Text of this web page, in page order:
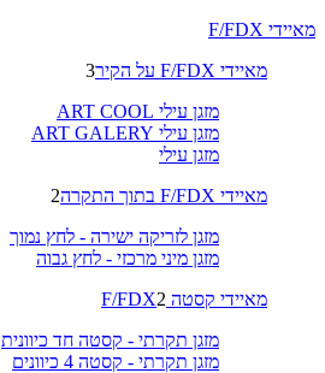
מאיידי F/FDX
מאיידי F/FDX על הקיר
3
מזגן עילי ART COOL
מזגן עילי ART GALERY
מזגן עילי
מאיידי F/FDX בתוך התקרה
2
מזגן לזריקה ישירה - לחץ נמוך
מזגן מיני מרכזי - לחץ גבוה
מאיידי קסטה F/FDX 2
מזגן תקרתי - קסטה חד כיוונית
מזגן תקרתי - קסטה 4 כיוונים